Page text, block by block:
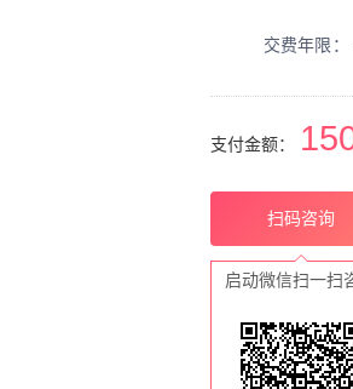
交费年限
支付金额：
扫码咨询
启动微信扫一扫